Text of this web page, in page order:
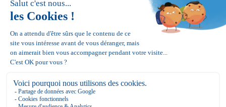
Conditions générales de
réparation
Politique des données
personnelles
Mentions légales